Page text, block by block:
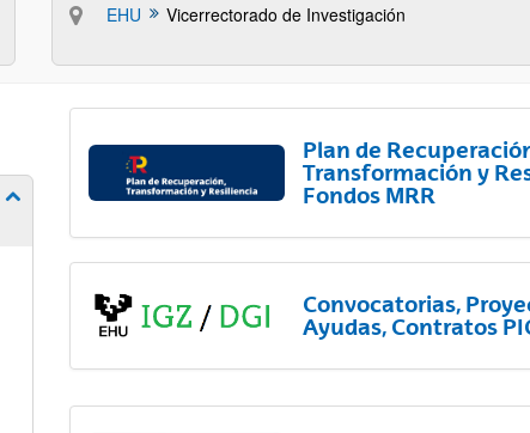
EHU Vicerrectorado de Investigación
Mostrar/ocultar subpáginas
Plan de
Transformación y
Fondos MRR
Convocatorias,
Ayudas, Contratos